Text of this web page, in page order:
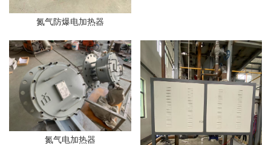
氮气防爆电加热器
氮气电加热器